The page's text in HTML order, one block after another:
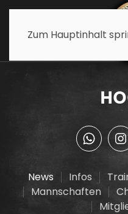
Zum Hauptinhalt
News Infos
Mannschaften